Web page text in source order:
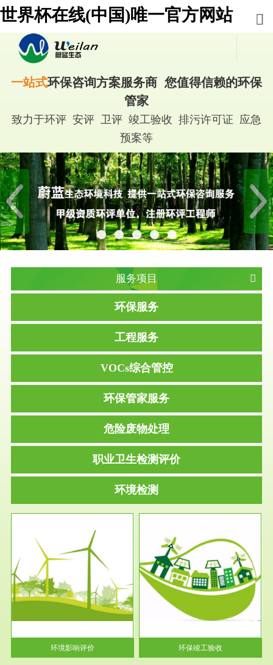
世界杯在线(中国)唯一官方网站
一站式环保咨询方案服务商 您值得信赖的环保
管家
致力于环评 安评 卫评 竣工验收 排污许可证 应急
预案等
服务项目
环保服务
工程服务
VOCs综合管控
环保管家服务
危险废物处理
职业卫生检测评价
环境检测
环境影响评价
服务范围
环保竣工验收
根据《建设项目环境保护管理条
例》第十七条 编制环境影响报
告书、...
环保竣工验收